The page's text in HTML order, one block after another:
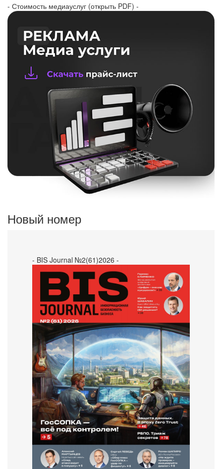
- Стоимость медиауслуг (открыть PDF) -
Новый номер
- BIS Journal №2(61)2026 -